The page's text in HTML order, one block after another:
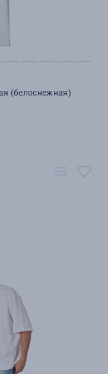
(белоснежная)